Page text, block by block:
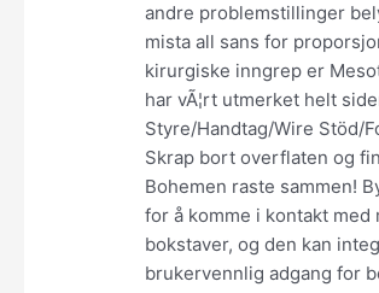
andre problemstillinger
mista all sans for
kirurgiske inngrep er
har vÃ¦rt utmerket helt
Styre/Handtag/Wire Stöd/
Skrap bort overflaten og
Bohemen raste sammen!
for å komme i kontakt
bokstaver, og den kan
brukervennlig adgang for